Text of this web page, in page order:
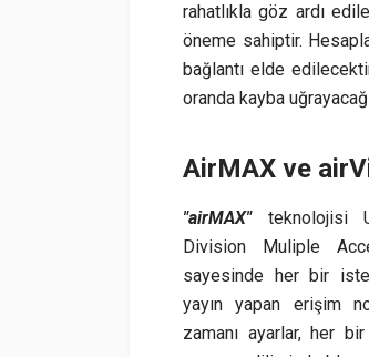
rahatlıkla göz ardı
öneme sahiptir.
bağlantı elde
oranda kayba
AirMAX ve
"airMAX"teknolojisi
Division Muliple
sayesinde her bir
yayın yapan erişim
zamanı ayarlar, her